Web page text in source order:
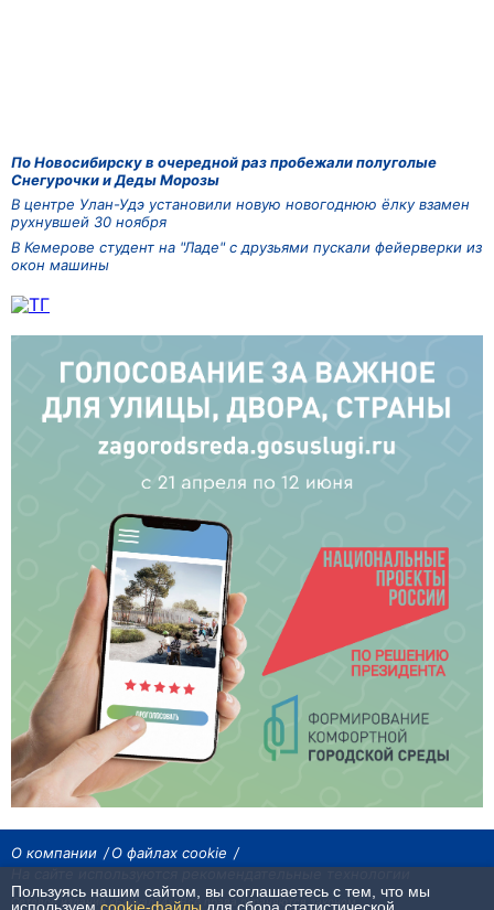
По Новосибирску в очередной раз пробежали полуголые
Снегурочки и Деды Морозы
В центре Улан-Удэ установили новую новогоднюю ёлку взамен
рухнувшей 30 ноября
В Кемерове студент на "Ладе" с друзьями пускали фейерверки из
окон машины
О компании
О файлах cookie
Сетевое издание «Байкал24». Все права охраняются законом.
Пользуясь нашим сайтом, вы соглашаетесь с тем, что мы